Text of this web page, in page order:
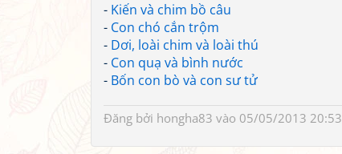
- Kiến và chim bồ câu
- Con chó cắn trộm
- Dơi, loài chim và loài thú
- Con quạ và bình nước
- Bốn con bò và con sư tử
Đăng bởi hongha83 vào 05/05/2013 20:53